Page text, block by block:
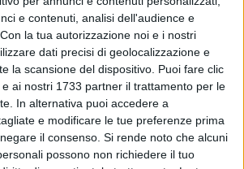
e contenuti, analisi dell'audience e
Con la tua autorizzazione noi e i nostri
dati precisi di geolocalizzazione e
la scansione del dispositivo. Puoi fare clic
ai nostri 1733 partner il trattamento per le
In alternativa puoi accedere a
e modificare le tue preferenze prima
il consenso. Si rende noto che alcuni
possono non richiedere il tuo
Vittorio Emanuele II;
tratto compreso tra piazza